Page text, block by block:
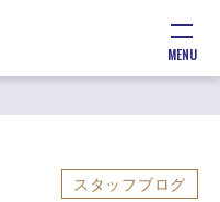
MENU
スタッフブログ